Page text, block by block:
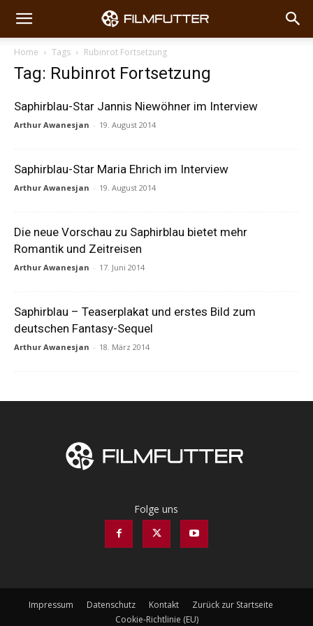
Home Tags Rubinrot Fortsetzung
Tag: Rubinrot Fortsetzung
Saphirblau-Star Jannis Niewöhner im Interview
Arthur Awanesjan - 19. August 2014
Saphirblau-Star Maria Ehrich im Interview
Arthur Awanesjan - 19. August 2014
Die neue Vorschau zu Saphirblau bietet mehr
Romantik und Zeitreisen
Arthur Awanesjan - 17. Juni 2014
Saphirblau – Teaserplakat und erstes Bild zum
deutschen Fantasy-Sequel
Arthur Awanesjan - 18. März 2014
Folge uns
Impressum Datenschutz Kontakt
Zurück zur Startseite
Cookie-Richtlinie (EU)